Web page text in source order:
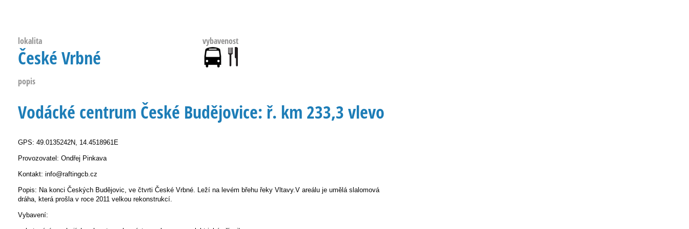
lokalita
České Vrbné
vybavenost
popis
Vodácké centrum České Budějovice: ř. km 233,3 vlevo
GPS: 49.0135242N, 14.4518961E
Provozovatel: Ondřej Pinkava
Kontakt: info@raftingcb.cz
Popis: Na konci Českých Budějovic, ve čtvrti České Vrbné. Leží na levém břehu řeky Vltavy.V areálu je umělá slalomová
dráha, která prošla v roce 2011 velkou rekonstrukcí.
Vybavení: